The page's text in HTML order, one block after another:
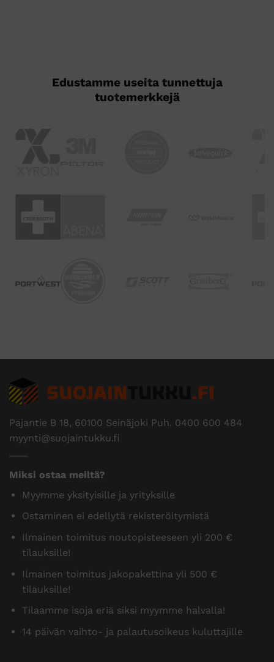
Edustamme useita tunnettuja
tuotemerkkejä
Pajantie B 18, 60100 Seinäjoki Puh. 0400 600 484
myynti@suojaintukku.fi
Miksi ostaa meiltä?
Myymme yksityisille ja yrityksille
Ostaminen ei edellytä rekisteröitymistä
Ilmainen toimitus noutopisteeseen yli 200 €
tilauksille!
Ilmainen toimitus jakopakettina yli 500 €
tilauksille!
Tilaamme isoja eriä siksi myymme halvalla!
14 päivän vaihto- ja palautusoikeus kuluttajille